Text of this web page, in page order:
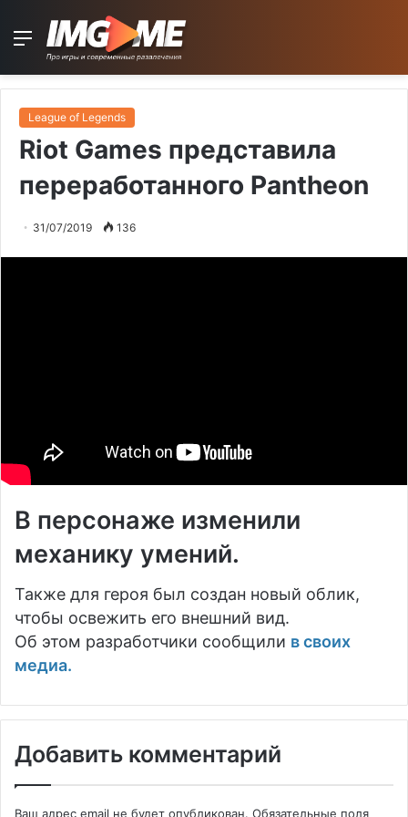
Menu
League of Legends
Riot Games представила
переработанного Pantheon
31/07/2019 136
В персонаже изменили
механику умений.
Также для героя был создан новый облик,
чтобы освежить его внешний вид.
Об этом разработчики сообщили в своих
медиа.
Добавить комментарий
Ваш адрес email не будет опубликован. Обязательные поля